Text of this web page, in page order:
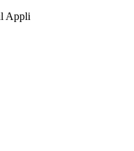
Appli